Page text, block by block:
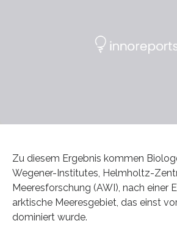
Zu diesem Ergebnis kommen
Wegener-Institutes, Helmholtz-
Meeresforschung (AWI), nach einer
arktische Meeresgebiet, das einst
dominiert wurde.